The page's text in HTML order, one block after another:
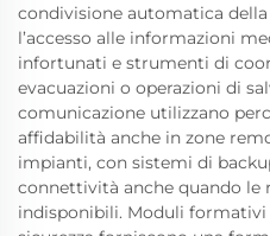
condivisione automatica
l’accesso alle informazioni
infortunati e strumenti di
evacuazioni o operazioni di
comunicazione utilizzano
affidabilità anche in zone
impianti, con sistemi di
connettività anche quando
indisponibili. Moduli